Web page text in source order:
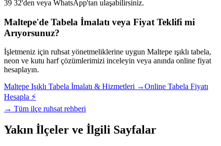
39 32'den veya WhatsApp'tan ulaşabilirsiniz.
Maltepe'de Tabela İmalatı veya Fiyat Teklifi mi
Arıyorsunuz?
İşletmeniz için ruhsat yönetmeliklerine uygun Maltepe ışıklı tabela,
neon ve kutu harf çözümlerimizi inceleyin veya anında online fiyat
hesaplayın.
Maltepe Işıklı Tabela İmalatı & Hizmetleri →Online Tabela Fiyatı
Hesapla ⚡
→ Tüm ilçe ruhsat rehberi
Yakın İlçeler ve İlgili Sayfalar